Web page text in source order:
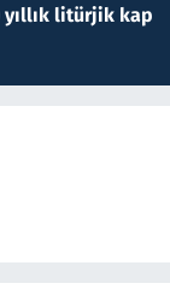
yıllık litürjik kap